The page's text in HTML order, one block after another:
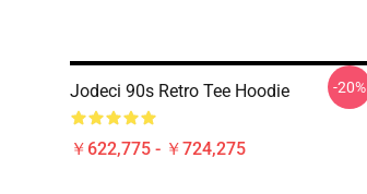
Jodeci 90s Retro Tee Hoodie
￥622,775 - ￥724,275
-20%